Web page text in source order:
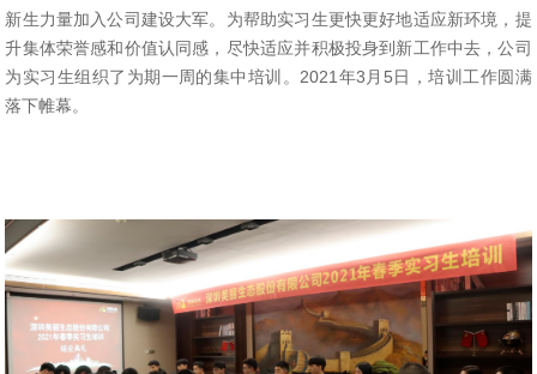
新生力量加入公司建设大军。为帮助实习生更快更好地适应新环境，提
升集体荣誉感和价值认同感，尽快适应并积极投身到新工作中去，公司
为实习生组织了为期一周的集中培训。2021年3月5日，培训工作圆满
落下帷幕。